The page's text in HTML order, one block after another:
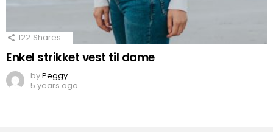
122 Shares
Enkel strikket vest til dame
byPeggy
5 years ago